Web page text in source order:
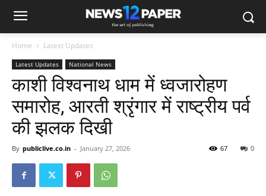
Home Latest Updates
Latest Updates National News
काशी विश्वनाथ धाम में ध्वजारोहण
समारोह, आरती श्रृंगार में राष्ट्रीय पर्व
की झलक दिखी
By publiclive.co.in - January 27, 2026 0
67